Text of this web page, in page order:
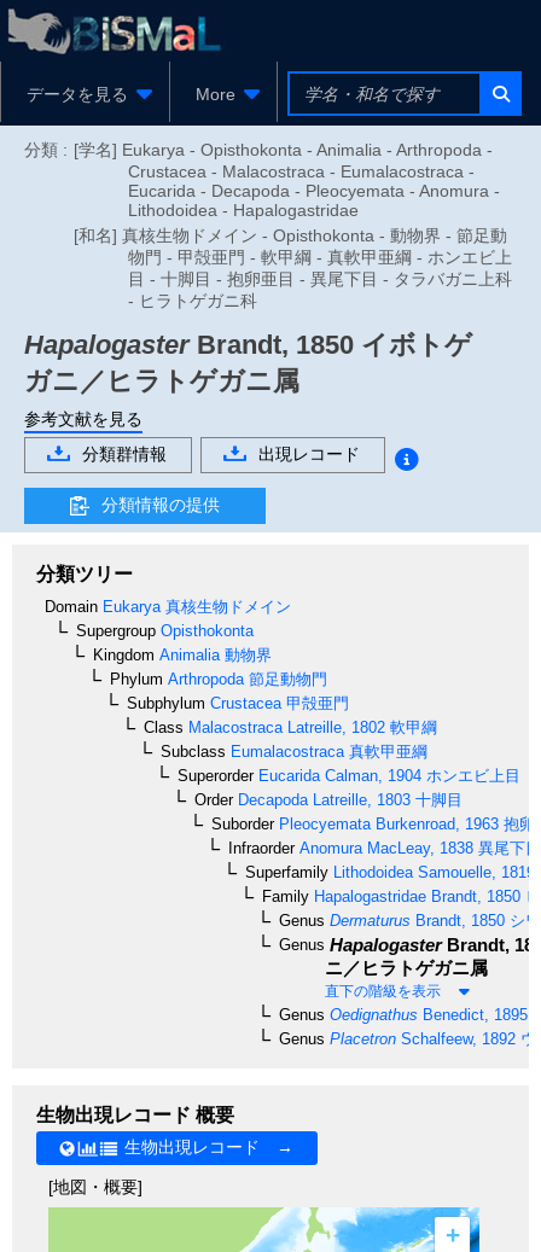
データを見る More
分類 : [学名] Eukarya - Opisthokonta - Animalia - Arthropoda -
Crustacea - Malacostraca - Eumalacostraca -
Eucarida - Decapoda - Pleocyemata - Anomura -
Lithodoidea - Hapalogastridae
[和名] 真核生物ドメイン - Opisthokonta - 動物界 - 節足動
物門 - 甲殻亜門 - 軟甲綱 - 真軟甲亜綱 - ホンエビ上
目 - 十脚目 - 抱卵亜目 - 異尾下目 - タラバガニ上科
- ヒラトゲガニ科
HapalogasterBrandt, 1850 イボトゲ
ガニ／ヒラトゲガニ属
参考文献を見る
分類群情報
出現レコード
分類情報の提供
分類ツリー
Domain Eukarya 真核生物ドメイン
Supergroup Opisthokonta
Kingdom Animalia 動物界
Phylum Arthropoda 節足動物門
Subphylum Crustacea 甲殻亜門
Class Malacostraca Latreille, 1802 軟甲綱
Subclass Eumalacostraca 真軟甲亜綱
SuperorderEucarida Calman, 1904 ホンエビ上目
OrderDecapoda Latreille, 1803 十脚目
SuborderPleocyemata Burkenroad, 1963 抱卵
InfraorderAnomura MacLeay, 1838 異尾下目
Superfamily Lithodoidea Samouelle, 1819
Family Hapalogastridae Brandt, 1850
Genus Dermaturus Brandt, 1850 シ
Genus HapalogasterBrandt,
ニ／ヒラトゲガニ属
直下の階級を表示
Genus Oedignathus Benedict, 1895
Genus Placetron Schalfeew, 1892 ウ
生物出現レコード 概要
生物出現レコード →
[地図・概要]
+